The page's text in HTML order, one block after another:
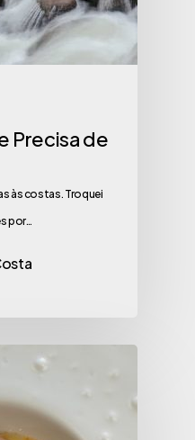
Precisa de
às costas. Troquei
por…